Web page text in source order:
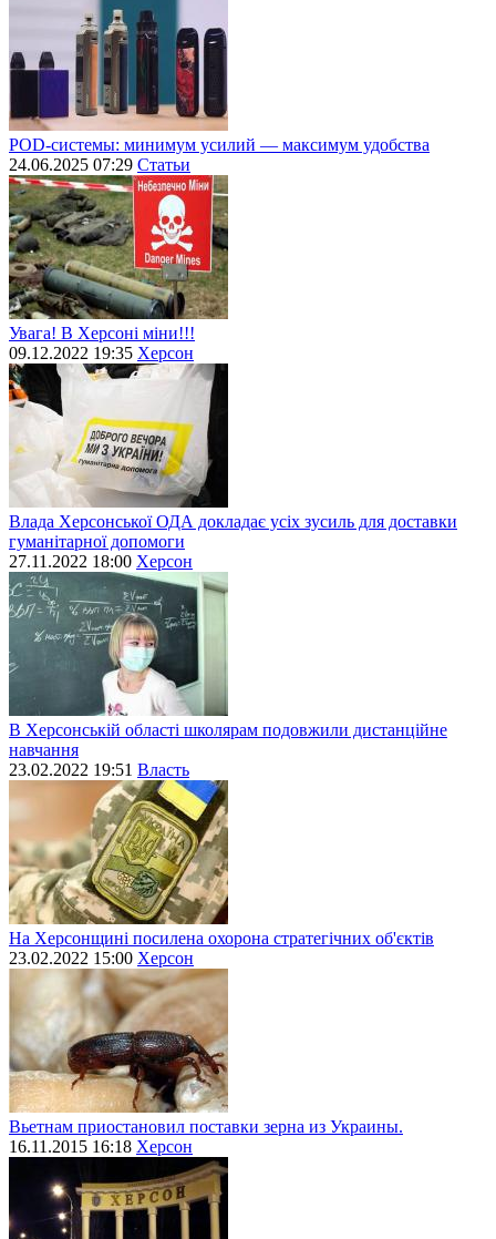
POD-системы: минимум усилий — максимум удобства
24.06.2025 07:29 Статьи
Увага! В Херсоні міни!!!
09.12.2022 19:35 Херсон
Влада Херсонської ОДА докладає усіх зусиль для доставки
гуманітарної допомоги
27.11.2022 18:00 Херсон
В Херсонській області школярам подовжили дистанційне
навчання
23.02.2022 19:51 Власть
На Херсонщині посилена охорона стратегічних об'єктів
23.02.2022 15:00 Херсон
Вьетнам приостановил поставки зерна из Украины.
16.11.2015 16:18 Херсон